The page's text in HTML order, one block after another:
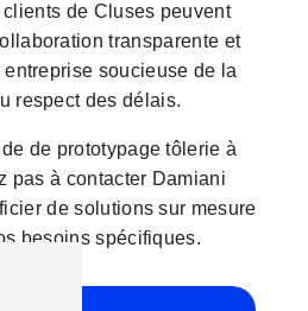
de Cluses peuvent
transparente et
soucieuse de la
respect des délais.
de prototypage tôlerie à
pas à contacter Damiani
de solutions sur mesure
besoins spécifiques.